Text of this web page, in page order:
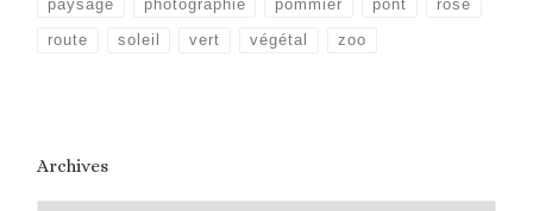
paysage photographie pommier pont rose
route soleil vert végétal zoo
Archives